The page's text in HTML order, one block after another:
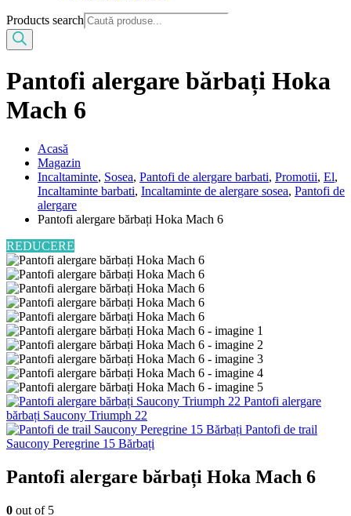
Products search
Pantofi alergare bărbați Hoka
Mach 6
Acasă
Magazin
Incaltaminte, Sosea, Pantofi de alergare barbati, Promotii, El,
Incaltaminte barbati, Incaltaminte de alergare sosea, Pantofi de
alergare
Pantofi alergare bărbați Hoka Mach 6
REDUCERE
Pantofi alergare
bărbați Saucony Triumph 22
Pantofi de trail
Saucony Peregrine 15 Bărbați
Pantofi alergare bărbați Hoka Mach 6
0 out of 5